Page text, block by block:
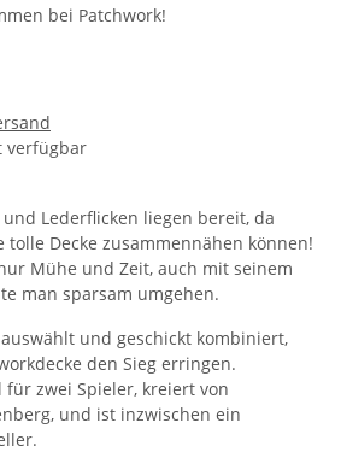
bei Patchwork!
verfügbar
Lederflicken liegen bereit, da
tolle Decke zusammennähen können!
Mühe und Zeit, auch mit seinem
man sparsam umgehen.
und geschickt kombiniert,
den Sieg erringen.
für zwei Spieler, kreiert von
und ist inzwischen ein